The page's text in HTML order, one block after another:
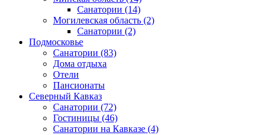
Санатории (14)
Могилевская область (2)
Санатории (2)
Подмосковье
Санатории (83)
Дома отдыха
Отели
Пансионаты
Северный Кавказ
Санатории (72)
Гостиницы (46)
Санатории на Кавказе (4)